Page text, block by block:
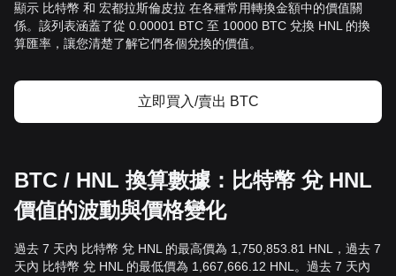
顯示 比特幣 和 宏都拉斯倫皮拉 在各種常用轉換金額中的價值關
係。該列表涵蓋了從 0.00001 BTC 至 10000 BTC 兌換 HNL 的換
算匯率，讓您清楚了解它們各個兌換的價值。
立即買入/賣出 BTC
BTC / HNL 換算數據：比特幣 兌 HNL
價值的波動與價格變化
過去 7 天內 比特幣 兌 HNL 的最高價為 1,750,853.81 HNL，過去 7
天內 比特幣 兌 HNL 的最低價為 1,667,666.12 HNL。過去 7 天內